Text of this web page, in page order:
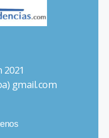
2021
gmail.com